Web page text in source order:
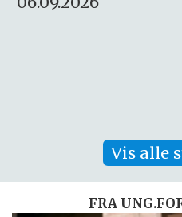
Vis alle
FRA